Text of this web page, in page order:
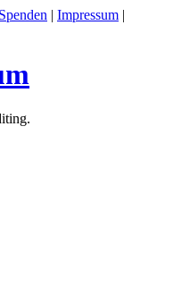
Spenden | Impressum |